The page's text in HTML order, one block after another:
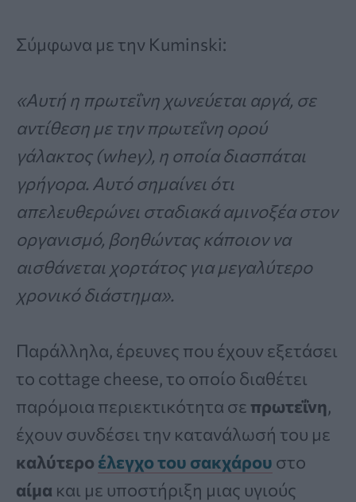
Σύμφωνα με την Kuminski:
«Αυτή η πρωτεΐνη χωνεύεται αργά, σε
αντίθεση με την πρωτεΐνη ορού
γάλακτος (whey), η οποία διασπάται
γρήγορα. Αυτό σημαίνει ότι
απελευθερώνει σταδιακά αμινοξέα στον
οργανισμό, βοηθώντας κάποιον να
αισθάνεται χορτάτος για μεγαλύτερο
χρονικό διάστημα».
Παράλληλα, έρευνες που έχουν εξετάσει
το cottage cheese, το οποίο διαθέτει
παρόμοια περιεκτικότητα σε πρωτεΐνη,
έχουν συνδέσει την κατανάλωσή του με
καλύτερο έλεγχο του σακχάρου στο
αίμα και με υποστήριξη μιας υγιούς